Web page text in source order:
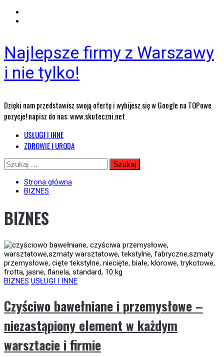
Najlepsze firmy z Warszawy
i nie tylko!
Dzięki nam przedstawisz swoją ofertę i wybijesz się w Google na TOPowe
pozycje! napisz do nas: www.skuteczni.net
Menu
główne
USŁUGI I INNE
ZDROWIE I URODA
Przejdź
do
treści
Szukaj:
Strona główna
BIZNES
BIZNES
BIZNES USŁUGI I INNE
Czyściwo bawełniane i przemysłowe –
niezastąpiony element w każdym
warsztacie i firmie